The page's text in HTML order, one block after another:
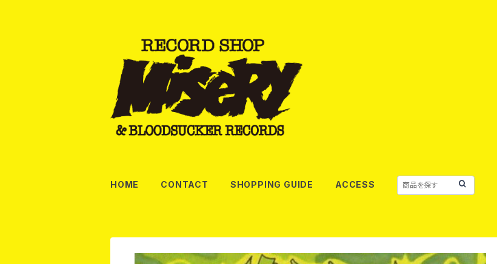
HOME CONTACT SHOPPING GUIDE ACCESS